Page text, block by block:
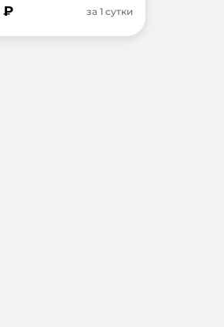
₽ за 1 сутки